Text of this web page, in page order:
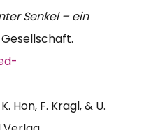
Senkel – ein
Hon, F. Kragl, & U.